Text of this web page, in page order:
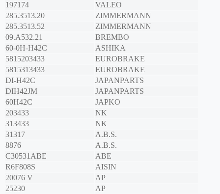
197174
VALEO
285.3513.20
ZIMMERMANN
285.3513.52
ZIMMERMANN
09.A532.21
BREMBO
60-0H-H42C
ASHIKA
5815203433
EUROBRAKE
5815313433
EUROBRAKE
DI-H42C
JAPANPARTS
DIH42JM
JAPANPARTS
60H42C
JAPKO
203433
NK
313433
NK
31317
A.B.S.
8876
A.B.S.
C30531ABE
ABE
R6F808S
AISIN
20076 V
AP
25230
AP